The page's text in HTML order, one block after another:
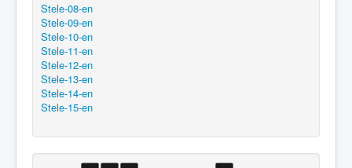
Stele-08-en
Stele-09-en
Stele-10-en
Stele-11-en
Stele-12-en
Stele-13-en
Stele-14-en
Stele-15-en